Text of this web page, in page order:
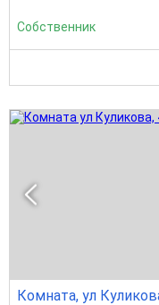
Собственник
Комната, ул